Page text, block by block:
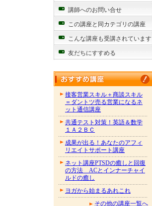
講師へのお問い合せ
この講座と同カテゴリの講座
こんな講座も受講されています
友だちにすすめる
接客営業スキル＋商談スキル
＝ダントツ売る営業になるネ
ット通信講座
共通テスト対策！英語＆数学
１Ａ２ＢＣ
成果が出る！あなたのアフィ
リエイトサポート講座
ネット講座PTSDの癒しと回復
の方法 ACとインナーチャイ
ルドの癒し
ヨガから始まるあれこれ
その他の講座一覧へ